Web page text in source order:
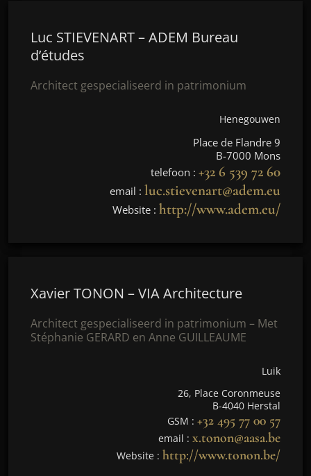
Luc STIEVENART – ADEM Bureau
d’études
Architect gespecialiseerd in patrimonium
Henegouwen
Place de Flandre 9
B-7000 Mons
telefoon : +32 6 539 72 60
email : luc.stievenart@adem.eu
Website : http://www.adem.eu/
Xavier TONON – VIA Architecture
Architect gespecialiseerd in patrimonium – Met
Stéphanie GERARD en Anne GUILLEAUME
Luik
26, Place Coronmeuse
B-4040 Herstal
GSM : +32 495 77 00 57
email : x.tonon@aasa.be
Website : http://www.tonon.be/